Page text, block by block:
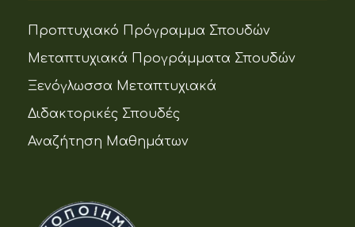
Προπτυχιακό Πρόγραμμα Σπουδών
Μεταπτυχιακά Προγράμματα Σπουδών
Ξενόγλωσσα Μεταπτυχιακά
Διδακτορικές Σπουδές
Αναζήτηση Μαθημάτων